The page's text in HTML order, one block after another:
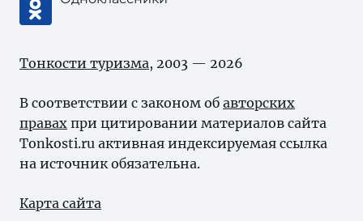
Тонкости туризма, 2003 — 2026
В соответствии с законом об авторских
правах при цитировании материалов сайта
Tonkosti.ru активная индексируемая ссылка
на источник обязательна.
Карта сайта